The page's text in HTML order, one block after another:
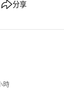
分享
時